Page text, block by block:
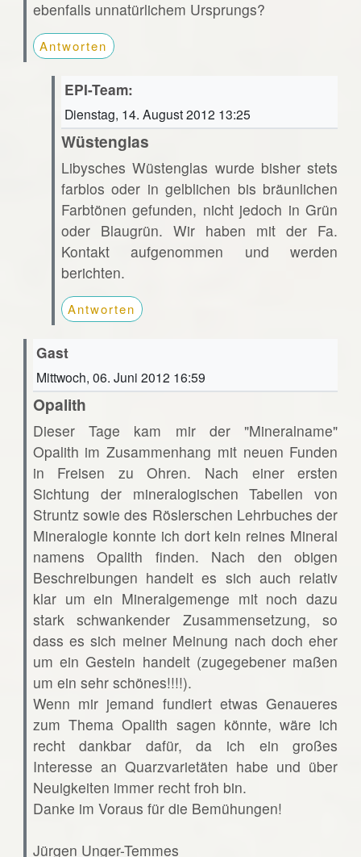
ebenfalls unnatürlichem Ursprungs?
Antworten
EPI-Team:
Dienstag, 14. August 2012 13:25
Wüstenglas
Libysches Wüstenglas wurde bisher stets
farblos oder in gelblichen bis bräunlichen
Farbtönen gefunden, nicht jedoch in Grün
oder Blaugrün. Wir haben mit der Fa.
Kontakt aufgenommen und werden
berichten.
Antworten
Gast
Mittwoch, 06. Juni 2012 16:59
Opalith
Dieser Tage kam mir der "Mineralname"
Opalith im Zusammenhang mit neuen Funden
in Freisen zu Ohren. Nach einer ersten
Sichtung der mineralogischen Tabellen von
Struntz sowie des Röslerschen Lehrbuches der
Mineralogie konnte ich dort kein reines Mineral
namens Opalith finden. Nach den obigen
Beschreibungen handelt es sich auch relativ
klar um ein Mineralgemenge mit noch dazu
stark schwankender Zusammensetzung, so
dass es sich meiner Meinung nach doch eher
um ein Gestein handelt (zugegebener maßen
um ein sehr schönes!!!!).
Wenn mir jemand fundiert etwas Genaueres
zum Thema Opalith sagen könnte, wäre ich
recht dankbar dafür, da ich ein großes
Interesse an Quarzvarietäten habe und über
Neuigkeiten immer recht froh bin.
Danke im Voraus für die Bemühungen!
Jürgen Unger-Temmes